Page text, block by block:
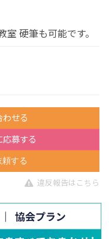
硬筆も可能です。
わせる
募する
する
違反報告はこちら